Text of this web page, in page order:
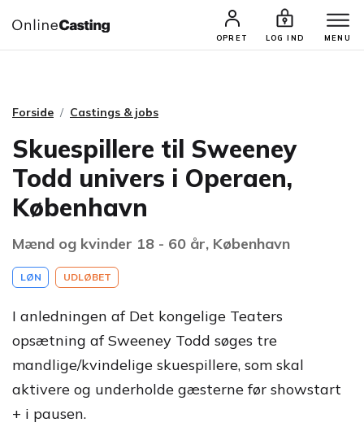
OPRET LOG IND MENU
CASTINGS & JOBS SØG PROFIL
Forside Castings & jobs
Skuespillere til Sweeney
Todd univers i Operaen,
København
Mænd og kvinder 18 - 60 år, København
LØN UDLØBET
I anledningen af Det kongelige Teaters
opsætning af Sweeney Todd søges tre
mandlige/kvindelige skuespillere, som skal
aktivere og underholde gæsterne før showstart
+ i pausen.